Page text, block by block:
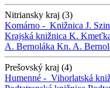
Nitriansky kraj (3)
Komárno - Knižnica J.
Krajská knižnica K.
A. Bernoláka Kn. A.
Prešovský kraj (4)
Humenné - Vihorlatská